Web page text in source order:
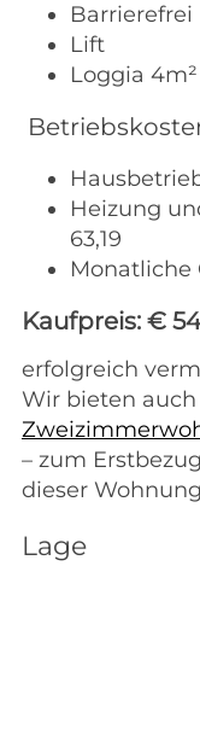
Barrierefrei
Lift
Loggia 4m²
Heizung
63,19
Monatliche
Kaufpreis: €
erfolgreich
Wir bieten auch
– zum
dieser
Lage